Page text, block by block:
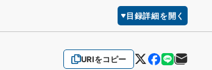
目録詳細を開く
URIをコピー